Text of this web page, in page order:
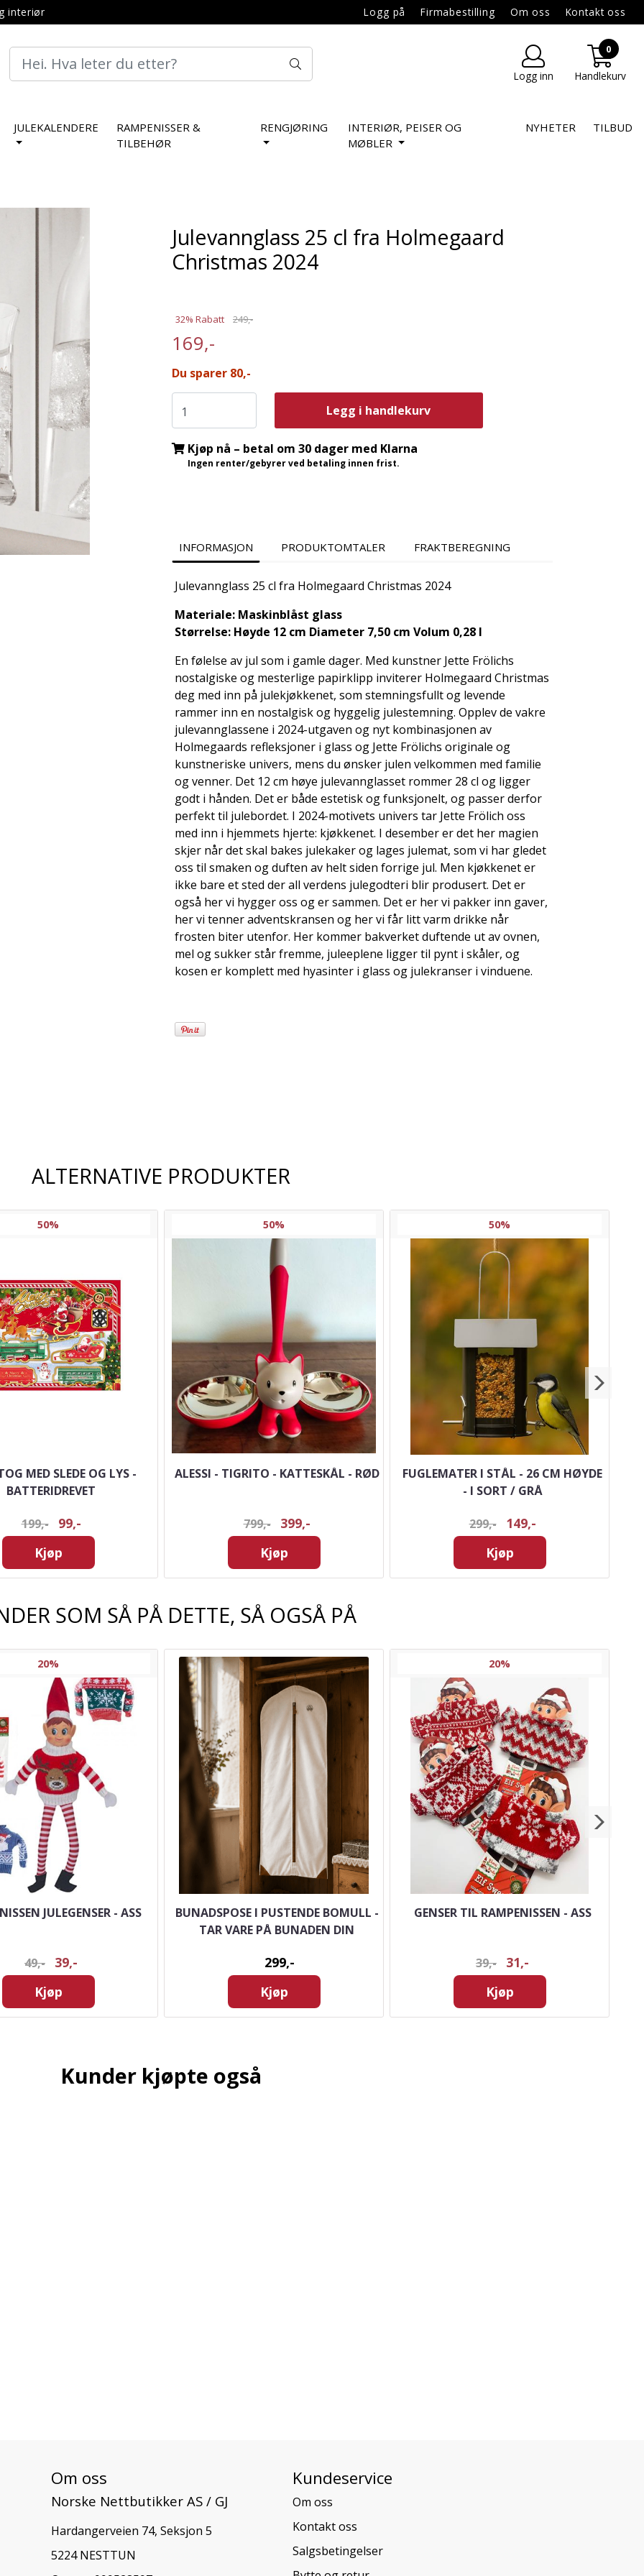
interiør Logg på Firmabestilling Om oss Kontakt oss
Logg inn
0
Handlekurv
JULEKALENDERE
RAMPENISSER &
TILBEHØR
RENGJØRING
INTERIØR, PEISER OG
MØBLER
NYHETER TILBUD
Julevannglass 25 cl fra Holmegaard
Christmas 2024
32% Rabatt 249,-
169,-
Du sparer 80,-
Legg i handlekurv
Kjøp nå – betal om 30 dager med Klarna
Ingen renter/gebyrer ved betaling innen frist.
INFORMASJON PRODUKTOMTALER FRAKTBEREGNING
Julevannglass 25 cl fra Holmegaard Christmas 2024
Materiale: Maskinblåst glass
Størrelse: Høyde 12 cm Diameter 7,50 cm Volum 0,28 l
En følelse av jul som i gamle dager. Med kunstner Jette Frölichs
nostalgiske og mesterlige papirklipp inviterer Holmegaard Christmas
deg med inn på julekjøkkenet, som stemningsfullt og levende
rammer inn en nostalgisk og hyggelig julestemning. Opplev de vakre
julevannglassene i 2024-utgaven og nyt kombinasjonen av
Holmegaards refleksjoner i glass og Jette Frölichs originale og
kunstneriske univers, mens du ønsker julen velkommen med familie
og venner. Det 12 cm høye julevannglasset rommer 28 cl og ligger
godt i hånden. Det er både estetisk og funksjonelt, og passer derfor
perfekt til julebordet. I 2024-motivets univers tar Jette Frölich oss
med inn i hjemmets hjerte: kjøkkenet. I desember er det her magien
skjer når det skal bakes julekaker og lages julemat, som vi har gledet
oss til smaken og duften av helt siden forrige jul. Men kjøkkenet er
ikke bare et sted der all verdens julegodteri blir produsert. Det er
også her vi hygger oss og er sammen. Det er her vi pakker inn gaver,
her vi tenner adventskransen og her vi får litt varm drikke når
frosten biter utenfor. Her kommer bakverket duftende ut av ovnen,
mel og sukker står fremme, juleeplene ligger til pynt i skåler, og
kosen er komplett med hyasinter i glass og julekranser i vinduene.
ALTERNATIVE PRODUKTER
50%
MED SLEDE OG LYS -
BATTERIDREVET
199,-
99,-
Kjøp
50%
ALESSI - TIGRITO - KATTESKÅL - RØD
799,-
399,-
Kjøp
50%
FUGLEMATER I STÅL - 26 CM HØYDE
- I SORT / GRÅ
299,-
149,-
Kjøp
SOM SÅ PÅ DETTE, SÅ OGSÅ PÅ
20%
JULEGENSER - ASS
49,-
39,-
Kjøp
BUNADSPOSE I PUSTENDE BOMULL -
TAR VARE PÅ BUNADEN DIN
299,-
Kjøp
20%
GENSER TIL RAMPENISSEN - ASS
39,-
31,-
Kjøp
Kunder kjøpte også
Om oss
Norske Nettbutikker AS / GJ
Hardangerveien 74, Seksjon 5
5224 NESTTUN
Kundeservice
Om oss
Kontakt oss
Salgsbetingelser